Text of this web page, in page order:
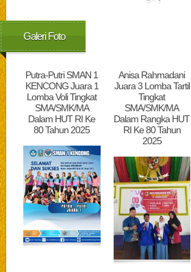
Galeri Foto
Putra-Putri SMAN 1
KENCONG Juara 1
Lomba Voli Tingkat
SMA/SMK/MA
Dalam HUT RI Ke
80 Tahun 2025
Anisa Rahmadani
Juara 3 Lomba Tartil
Tingkat
SMA/SMK/MA
Dalam Rangka HUT
RI Ke 80 Tahun
2025